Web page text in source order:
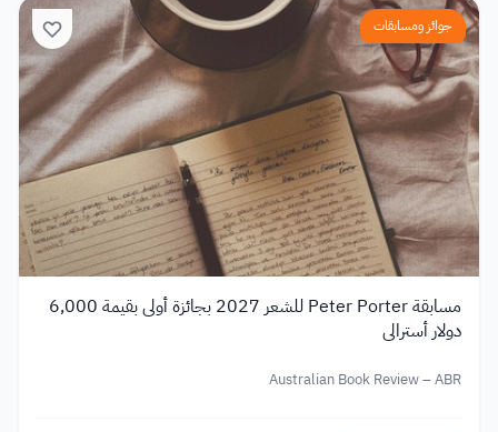
جوائز ومسابقات
مسابقة Peter Porter للشعر 2027 بجائزة أولى بقيمة 6,000
دولار أسترالي
Australian Book Review – ABR